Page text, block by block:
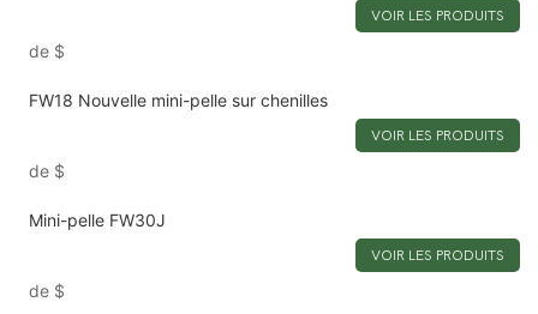
de $
VOIR LES PRODUITS
FW18 Nouvelle mini-pelle sur chenilles
de $
VOIR LES PRODUITS
Mini-pelle FW30J
de $
VOIR LES PRODUITS